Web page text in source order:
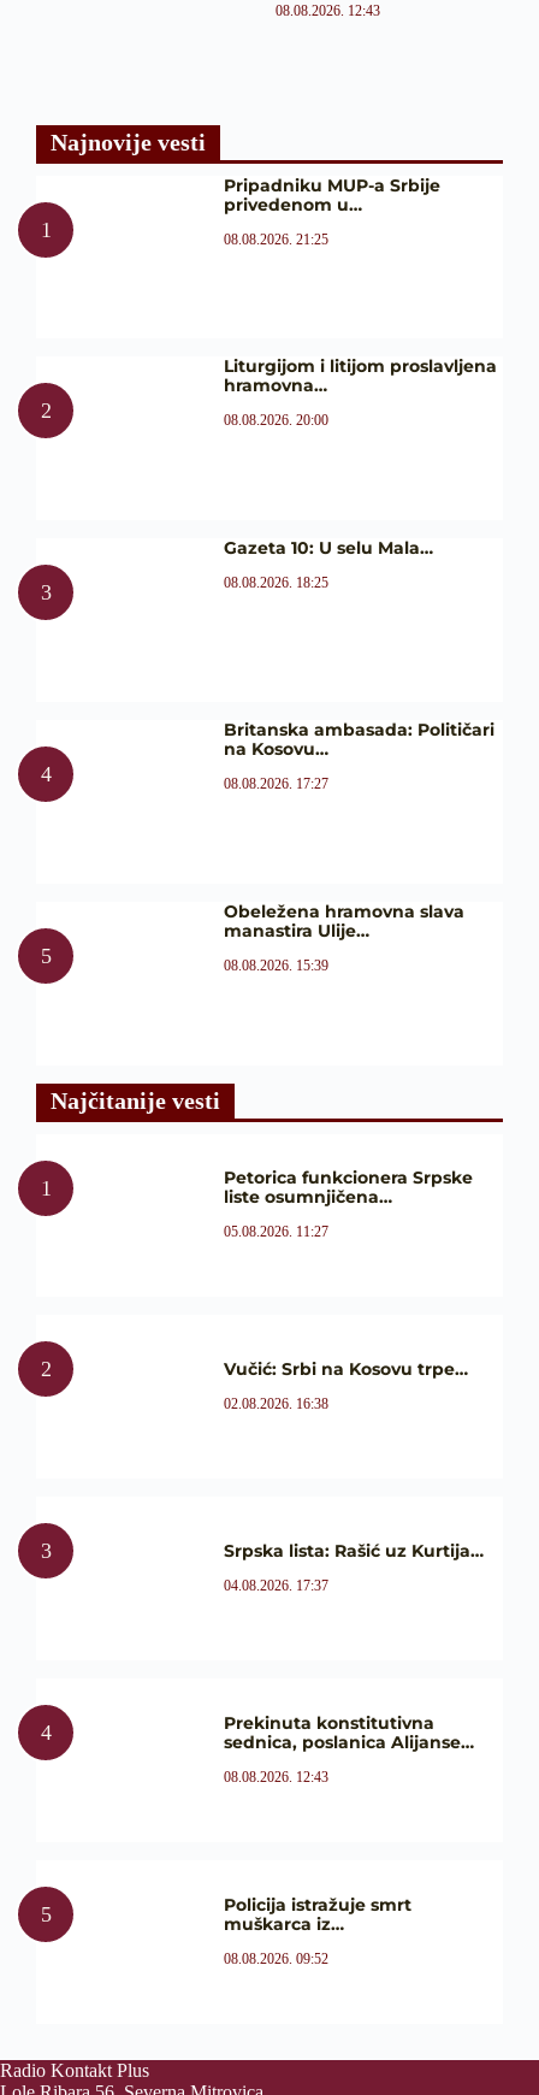
08.08.2026. 12:43
Najnovije vesti
Pripadniku MUP-a Srbije
privedenom u…
08.08.2026. 21:25
Liturgijom i litijom proslavljena
hramovna…
08.08.2026. 20:00
Gazeta 10: U selu Mala…
08.08.2026. 18:25
Britanska ambasada: Političari
na Kosovu…
08.08.2026. 17:27
Obeležena hramovna slava
manastira Ulije…
08.08.2026. 15:39
Najčitanije vesti
Petorica funkcionera Srpske
liste osumnjičena…
05.08.2026. 11:27
Vučić: Srbi na Kosovu trpe…
02.08.2026. 16:38
Srpska lista: Rašić uz Kurtija…
04.08.2026. 17:37
Prekinuta konstitutivna
sednica, poslanica Alijanse…
08.08.2026. 12:43
Policija istražuje smrt
muškarca iz…
08.08.2026. 09:52
Radio Kontakt Plus